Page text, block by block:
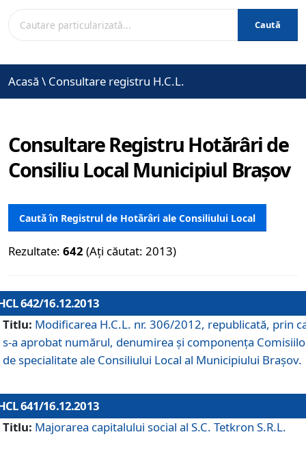
Caută
Acasă \ Consultare registru H.C.L.
Consultare Registru Hotărâri de
Consiliu Local Municipiul Brașov
Caută în Registrul de Hotărâri ale Consiliului Local
Rezultate: 642 (Ați căutat: 2013)
642/16.12.2013
Titlu: Modificarea H.C.L. nr. 306/2012, republicată, prin
s-a aprobat numărul, denumirea şi componenţa
de specialitate ale Consiliului Local al Municipiului Braşov.
641/16.12.2013
Titlu: Majorarea capitalului social al S.C. Tetkron S.R.L.